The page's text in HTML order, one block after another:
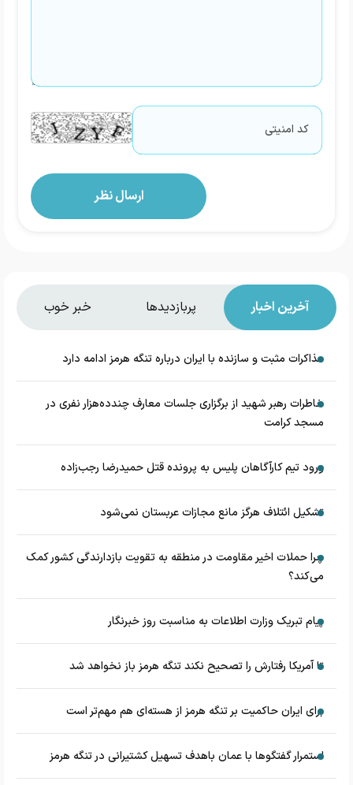
آخرین اخبار پربازدیدها خبر خوب
مذاکرات مثبت و سازنده با ایران درباره تنگه هرمز ادامه دارد
خاطرات رهبر شهید از برگزاری جلسات معارف چندده‌هزار نفری در
مسجد کرامت
ورود تیم کارآگاهان پلیس به پرونده قتل حمیدرضا رجب‌زاده
تشکیل ائتلاف هرگز مانع مجازات عربستان نمی‌شود
چرا حملات اخیر مقاومت در منطقه به تقویت بازدارندگی کشور کمک
می‌کند؟
پیام تبریک وزارت اطلاعات به مناسبت روز خبرنگار
تا آمریکا رفتارش را تصحیح نکند تنگه هرمز باز نخواهد شد
برای ایران حاکمیت بر تنگه هرمز از هسته‌ای هم مهم‌تر است
استمرار گفتگوها با عمان باهدف تسهیل کشتیرانی در تنگه هرمز